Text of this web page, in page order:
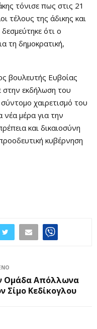
τόνισε πως στις 21
τέλους της άδικης και
ότι ο
τη δημοκρατική,
βουλευτής Ευβοίας
στην εκδήλωση του
χαιρετισμό του
νέα μέρα για την
και δικαιοσύνη
κυβέρνηση
Ομάδα Απόλλωνα
Σίμο Κεδίκογλου